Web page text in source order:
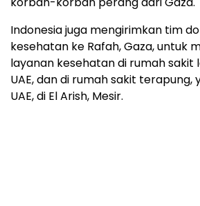
Indonesia juga mengirimkan tim
kesehatan ke Rafah, Gaza, untuk
layanan kesehatan di rumah sakit
UAE, dan di rumah sakit terapung,
UAE, di El Arish, Mesir.